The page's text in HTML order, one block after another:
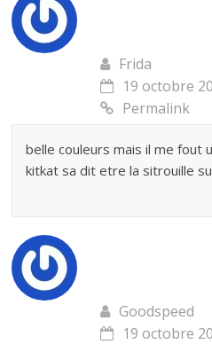
Frida
19 octobre
Permalink
belle couleurs mais il me fout
kitkat sa dit etre la sitrouille
Goodspeed
19 octobre